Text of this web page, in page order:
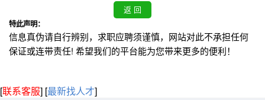
特此声明：
信息真伪请自行辨别，求职应聘须谨慎，网站对此不承担任何
保证或连带责任! 希望我们的平台能为您带来更多的便利！
[联系客服] [最新找人才]